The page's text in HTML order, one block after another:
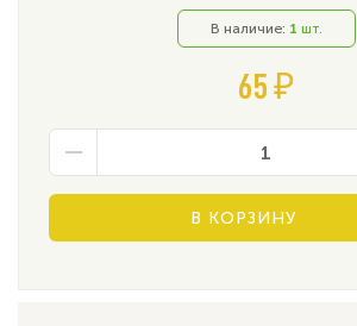
В наличие: 1 шт.
65 ₽
В КОРЗИНУ